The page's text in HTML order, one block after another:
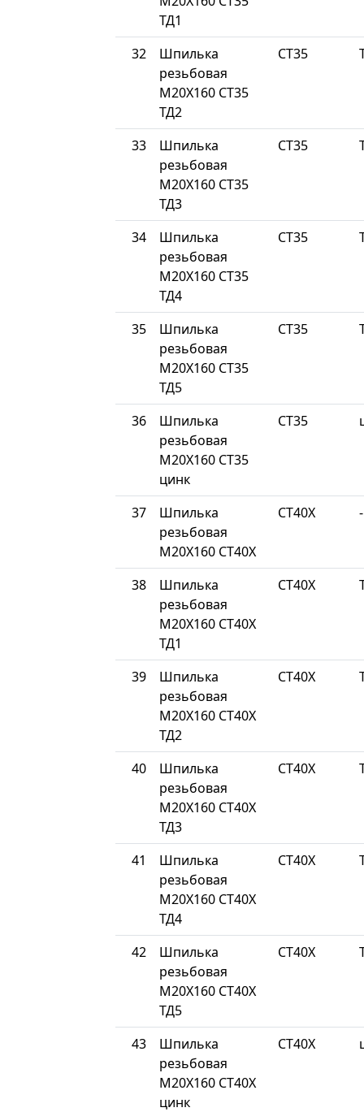
ТД1
32
Шпилька
резьбовая
М20Х160 СТ35
ТД2
СТ35
33
Шпилька
резьбовая
М20Х160 СТ35
ТД3
СТ35
34
Шпилька
резьбовая
М20Х160 СТ35
ТД4
СТ35
35
Шпилька
резьбовая
М20Х160 СТ35
ТД5
СТ35
36
Шпилька
резьбовая
М20Х160 СТ35
цинк
СТ35
37
Шпилька
резьбовая
М20Х160 СТ40Х
СТ40Х -
38
Шпилька
резьбовая
М20Х160 СТ40Х
ТД1
СТ40Х
39
Шпилька
резьбовая
М20Х160 СТ40Х
ТД2
СТ40Х
40
Шпилька
резьбовая
М20Х160 СТ40Х
ТД3
СТ40Х
41
Шпилька
резьбовая
М20Х160 СТ40Х
ТД4
СТ40Х
42
Шпилька
резьбовая
М20Х160 СТ40Х
ТД5
СТ40Х
43
Шпилька
резьбовая
М20Х160 СТ40Х
цинк
СТ40Х